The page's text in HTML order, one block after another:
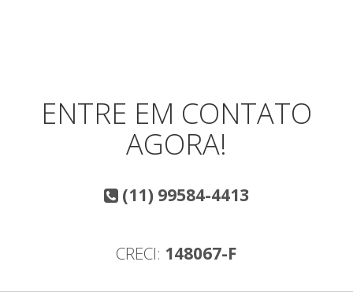
ENTRE EM CONTATO
AGORA!
(11) 99584-4413
CRECI: 148067-F